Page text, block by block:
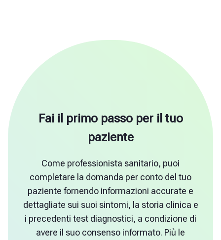
Fai il primo passo per il tuo
paziente
Come professionista sanitario, puoi
completare la domanda per conto del tuo
paziente fornendo informazioni accurate e
dettagliate sui suoi sintomi, la storia clinica e
i precedenti test diagnostici, a condizione di
avere il suo consenso informato. Più le